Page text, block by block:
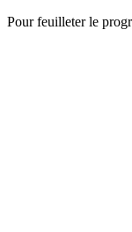
Pour feuilleter le